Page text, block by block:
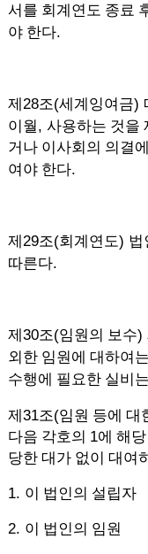
서를 회계연도 종료
야 한다.
제28조(세계잉여금)
이월, 사용하는 것을
거나 이사회의 의결
여야 한다.
제29조(회계연도) 법
따른다.
제30조(임원의 보수)
외한 임원에 대하여
수행에 필요한 실비
제31조(임원 등에 대
다음 각호의 1에 해
당한 대가 없이 대여
1. 이 법인의 설립자
2. 이 법인의 임원